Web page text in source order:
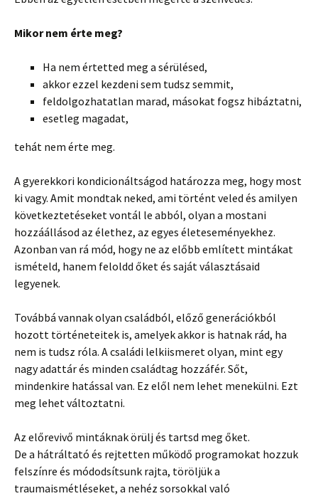
Mikor nem érte meg?
Ha nem értetted meg a sérülésed,
akkor ezzel kezdeni sem tudsz semmit,
feldolgozhatatlan marad, másokat fogsz hibáztatni,
esetleg magadat,
tehát nem érte meg.
A gyerekkori kondicionáltságod határozza meg, hogy most
ki vagy. Amit mondtak neked, ami történt veled és amilyen
következtetéseket vontál le abból, olyan a mostani
hozzáállásod az élethez, az egyes életeseményekhez.
Azonban van rá mód, hogy ne az előbb említett mintákat
ismételd, hanem feloldd őket és saját választásaid
legyenek.
Továbbá vannak olyan családból, előző generációkból
hozott történeteitek is, amelyek akkor is hatnak rád, ha
nem is tudsz róla. A családi lelkiismeret olyan, mint egy
nagy adattár és minden családtag hozzáfér. Sőt,
mindenkire hatással van. Ez elől nem lehet menekülni. Ezt
meg lehet változtatni.
Az előrevivő mintáknak örülj és tartsd meg őket.
De a hátráltató és rejtetten működő programokat hozzuk
felszínre és módodsítsunk rajta, töröljük a
traumaismétléseket, a nehéz sorsokkal való